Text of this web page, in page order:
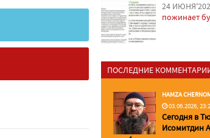
24
пожинает
ПОСЛЕДНИЕ
HAMZA
03.06.2026,
Сегодня в
Исомитдин